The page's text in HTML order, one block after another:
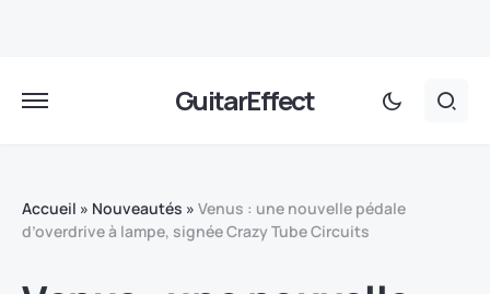
GuitarEffect
Accueil » Nouveautés » Venus : une nouvelle pédale
d’overdrive à lampe, signée Crazy Tube Circuits